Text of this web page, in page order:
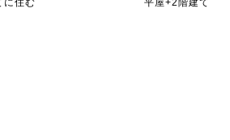
に住む 平屋+2階建て